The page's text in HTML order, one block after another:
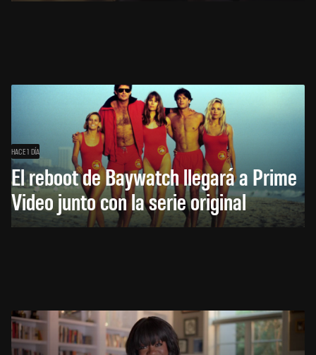
HACE 1 DÍA
El reboot de Baywatch llegará a Prime
Video junto con la serie original